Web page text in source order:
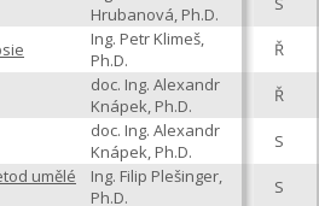
Hrubanová, Ph.D.
Ing. Petr Klimeš,
Ph.D.
Ř
doc. Ing. Alexandr
Knápek, Ph.D.
Ř
doc. Ing. Alexandr
Knápek, Ph.D.
S
umělé
Ing. Filip Plešinger,
Ph.D.
S